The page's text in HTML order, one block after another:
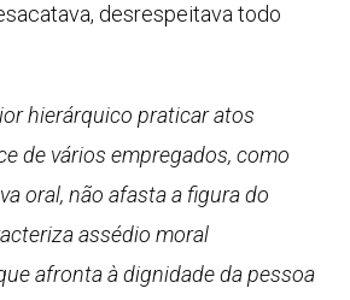
desrespeitava todo
hierárquico praticar atos
de vários empregados, como
oral, não afasta a figura do
assédio moral
afronta à dignidade da pessoa